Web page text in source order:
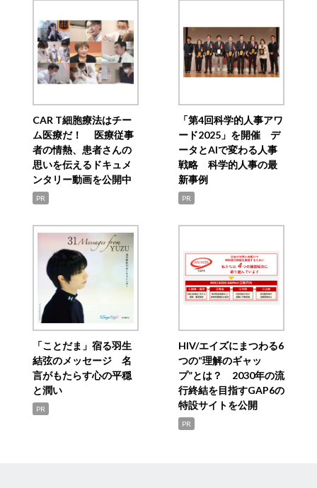
CAR T細胞療法はチー
ム医療だ！ 医療従事
者の情熱、患者さんの
思いを伝えるドキュメ
ンタリー動画を公開中
PR
「第4回科学的人事アワ
ード2025」を開催 デ
ータとAIで変わる人事
戦略 科学的人事の最
新事例
PR
「ことだま」宿る羽生
結弦のメッセージ 名
言がもたらす心の平穏
と潤い
PR
HIV/エイズにまつわる6
つの“理解のギャッ
プ”とは？ 2030年の流
行終結を目指すGAP6の
特設サイトを公開
PR